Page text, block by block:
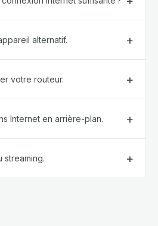
alternatif.
votre routeur.
Internet en arrière-plan.
streaming.